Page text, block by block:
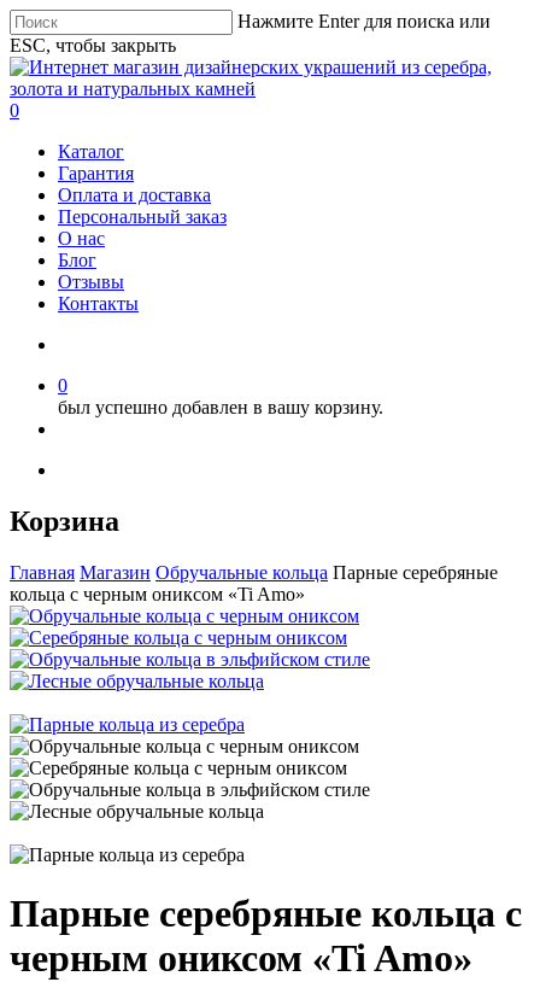
Нажмите Enter для поиска или
ESC, чтобы закрыть
0
Каталог
Гарантия
Оплата и доставка
Персональный заказ
О нас
Блог
Отзывы
Контакты
0
был успешно добавлен в вашу корзину.
Корзина
Главная Магазин Обручальные кольца Парные серебряные
кольца с черным ониксом «Ti Amo»
Парные серебряные кольца с
черным ониксом «Ti Amo»